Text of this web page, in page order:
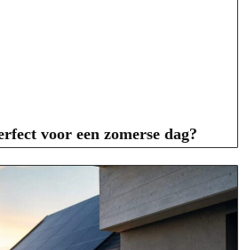
voor een zomerse dag?